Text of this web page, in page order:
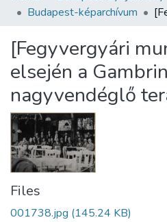
Statistics
About us
Budapest-képarchívum
[Fegyvergyári
elsején a
nagyvendéglő
Files
001738.jpg (145.24 KB)